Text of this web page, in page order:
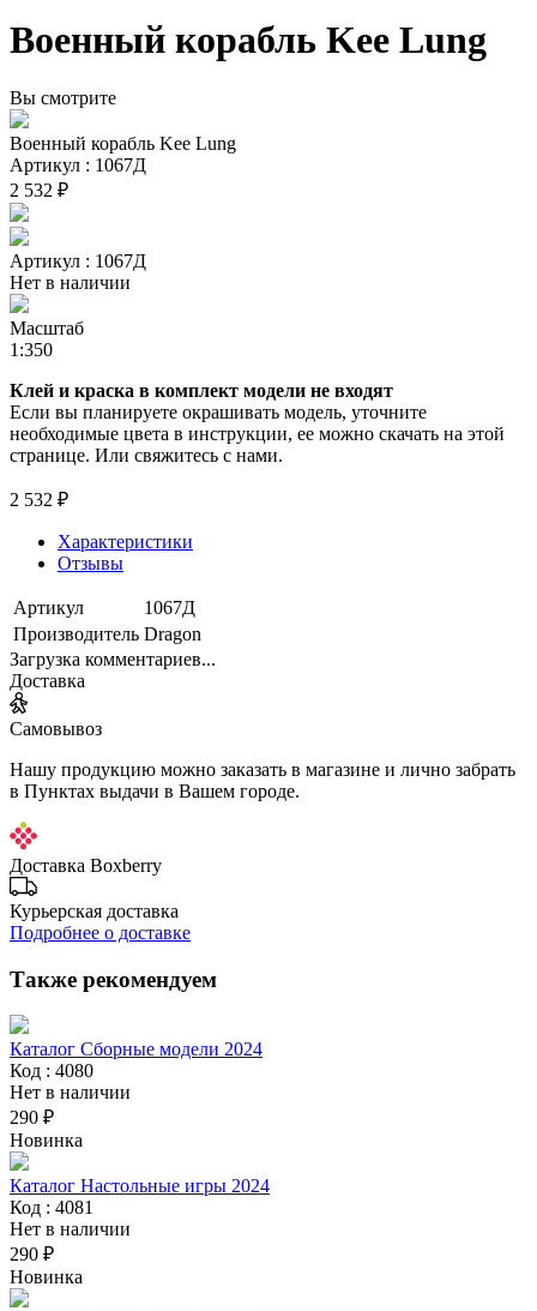
Военный корабль Kee Lung
Вы смотрите
Военный корабль Kee Lung
Артикул : 1067Д
2 532 ₽
Артикул : 1067Д
Нет в наличии
Масштаб
1:350
Клей и краска в комплект модели не входят
Если вы планируете окрашивать модель, уточните
необходимые цвета в инструкции, ее можно скачать на этой
странице. Или свяжитесь с нами.
2 532 ₽
Характеристики
Отзывы
Артикул
1067Д
Производитель Dragon
Загрузка комментариев...
Доставка
Самовывоз
Нашу продукцию можно заказать в магазине и лично забрать
в Пунктах выдачи в Вашем городе.
Доставка Boxberry
Курьерская доставка
Подробнее о доставке
Также рекомендуем
Каталог Сборные модели 2024
Код : 4080
Нет в наличии
290 ₽
Новинка
Каталог Настольные игры 2024
Код : 4081
Нет в наличии
290 ₽
Новинка